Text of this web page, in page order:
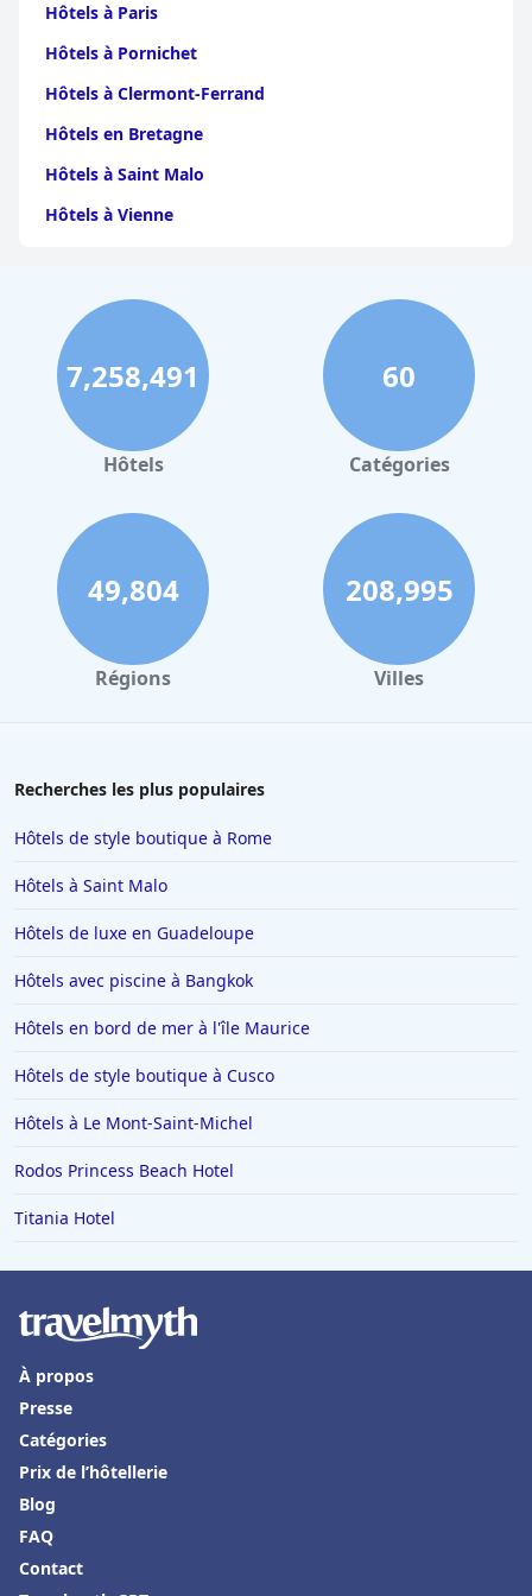
qualité-prix pour sa classification trois étoiles.
Hôtels à Paris
Hôtels à Pornichet
Hôtels à Clermont-Ferrand
Hôtels en Bretagne
Hôtels à Saint Malo
Hôtels à Vienne
Hôtels à Perpignan
Hôtels au Grand-Bornand
Hôtels à Strasbourg
Hôtels à Valence
Hôtels à Gerardmer
Hôtels à Dole
Hôtels à Les Gets
Hôtels à Port Leucate
Hôtels à Périgueux
Hôtels à Rosny-sous-Bois
Hôtels à Monaco
Hôtels à Saint-Jean-de-Monts
Hôtels à Saint-Paul-les-Dax
Hôtels à Puy-du-Fou
Hôtels à Tarnos
Hôtels à Saulieu
Hôtels à Lyons-la-Forêt
Hôtels à Moulis
Hôtels à Thannenkirch
Hôtels à Vidauban
Hôtels à Taghazout
7,258,491
Hôtels
60
Catégories
49,804
Régions
208,995
Villes
Recherches les plus populaires
Hôtels de style boutique à Rome
Hôtels à Saint Malo
Hôtels de luxe en Guadeloupe
Hôtels avec piscine à Bangkok
Hôtels en bord de mer à l'île Maurice
Hôtels de style boutique à Cusco
Hôtels à Le Mont-Saint-Michel
Rodos Princess Beach Hotel
Titania Hotel
À propos
Presse
Catégories
Prix de l’hôtellerie
Blog
FAQ
Contact